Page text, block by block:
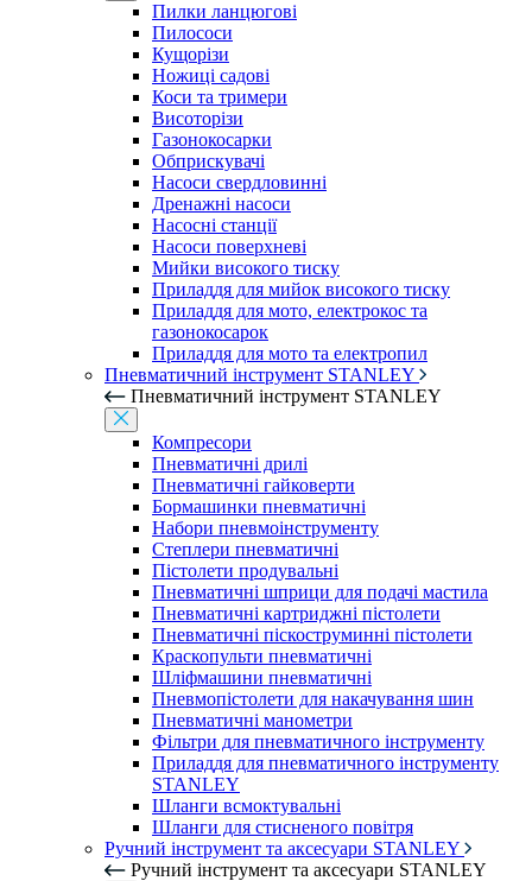
Пилки ланцюгові
Пилососи
Кущорізи
Ножиці садові
Коси та тримери
Висоторізи
Газонокосарки
Обприскувачі
Насоси свердловинні
Дренажні насоси
Насосні станції
Насоси поверхневі
Мийки високого тиску
Приладдя для мийок високого тиску
Приладдя для мото, електрокос та
газонокосарок
Приладдя для мото та електропил
Пневматичний інструмент STANLEY
Пневматичний інструмент STANLEY
Компресори
Пневматичні дрилі
Пневматичні гайковерти
Бормашинки пневматичні
Набори пневмоінструменту
Степлери пневматичні
Пістолети продувальні
Пневматичні шприци для подачі мастила
Пневматичні картриджні пістолети
Пневматичні піскоструминні пістолети
Краскопульти пневматичні
Шліфмашини пневматичні
Пневмопістолети для накачування шин
Пневматичні манометри
Фільтри для пневматичного інструменту
Приладдя для пневматичного інструменту
STANLEY
Шланги всмоктувальні
Шланги для стисненого повітря
Ручний інструмент та аксесуари STANLEY
Ручний інструмент та аксесуари STANLEY